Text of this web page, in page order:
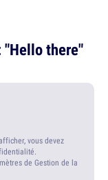
there"
vous devez
de Gestion de la